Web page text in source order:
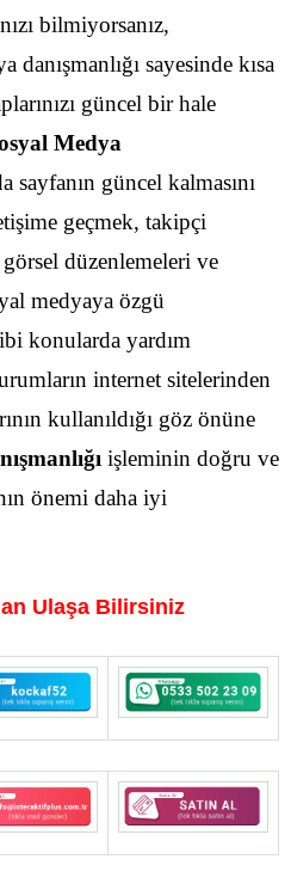
bilmiyorsanız,
sayesinde kısa
güncel bir hale
Medya
sayfanın güncel kalmasını
geçmek, takipçi
görsel düzenlemeleri ve
medyaya özgü
konularda yardım
internet sitelerinden
kullanıldığı göz önüne
işleminin doğru ve
önemi daha iyi
Ulaşa Bilirsiniz